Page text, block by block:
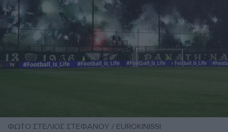
ΦΩΤΟ ΣΤΕΛΙΟΣ ΣΤΕΦΑΝΟΥ / EUROKINISSI